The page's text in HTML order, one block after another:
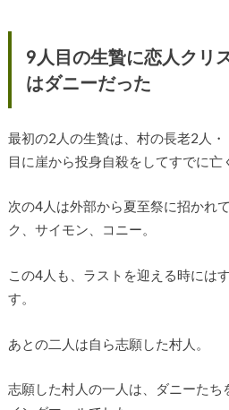
9人目の生贄に恋人クリ
はダニーだった
最初の2人の生贄は、村の長老2人
目に崖から投身自殺をしてすでに亡
次の4人は外部から夏至祭に招かれ
ク、サイモン、コニー。
この4人も、ラストを迎える時には
す。
あとの二人は自ら志願した村人。
志願した村人の一人は、ダニーたち